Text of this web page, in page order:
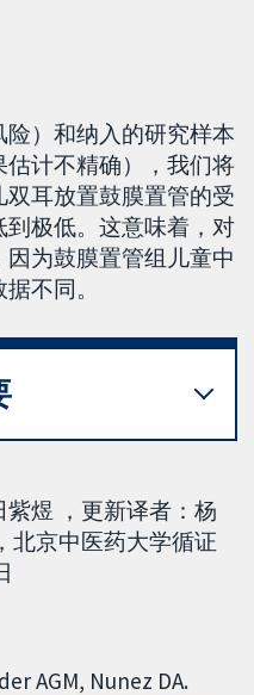
）和纳入的研究样本
计不精确），我们将
耳放置鼓膜置管的受
极低。这意味着，对
为鼓膜置管组儿童中
不同。
煜 ，更新译者：杨
北京中医药大学循证
AGM, Nunez DA.